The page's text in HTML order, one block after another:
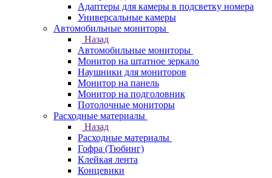
Адаптеры для камеры в подсветку номера
Универсальные камеры
Автомобильные мониторы
Назад
Автомобильные мониторы
Монитор на штатное зеркало
Наушники для мониторов
Монитор на панель
Монитор на подголовник
Потолочные мониторы
Расходные материалы
Назад
Расходные материалы
Гофра (Тюбинг)
Клейкая лента
Концевики